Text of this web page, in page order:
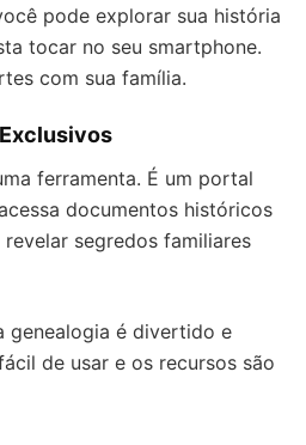
pode explorar sua história
tocar no seu smartphone.
com sua família.
ferramenta. É um portal
documentos históricos
segredos familiares
genealogia é divertido e
de usar e os recursos são